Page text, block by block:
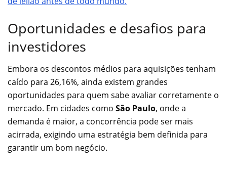
Oportunidades e desafios para
investidores
Embora os descontos médios para aquisições tenham
caído para 26,16%, ainda existem grandes
oportunidades para quem sabe avaliar corretamente o
mercado. Em cidades como São Paulo, onde a
demanda é maior, a concorrência pode ser mais
acirrada, exigindo uma estratégia bem definida para
garantir um bom negócio.